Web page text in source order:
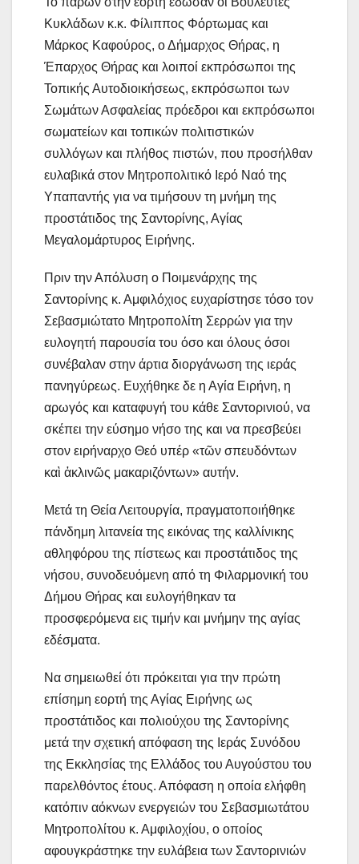
Κυκλάδων κ.κ. Φίλιππος Φόρτωμας και
Μάρκος Καφούρος, ο Δήμαρχος Θήρας, η
Έπαρχος Θήρας και λοιποί εκπρόσωποι της
Τοπικής Αυτοδιοικήσεως, εκπρόσωποι των
Σωμάτων Ασφαλείας πρόεδροι και εκπρόσωποι
σωματείων και τοπικών πολιτιστικών
συλλόγων και πλήθος πιστών, που προσήλθαν
ευλαβικά στον Μητροπολιτικό Ιερό Ναό της
Υπαπαντής για να τιμήσουν τη μνήμη της
προστάτιδος της Σαντορίνης, Αγίας
Μεγαλομάρτυρος Ειρήνης.
Πριν την Απόλυση ο Ποιμενάρχης της
Σαντορίνης κ. Αμφιλόχιος ευχαρίστησε τόσο τον
Σεβασμιώτατο Μητροπολίτη Σερρών για την
ευλογητή παρουσία του όσο και όλους όσοι
συνέβαλαν στην άρτια διοργάνωση της ιεράς
πανηγύρεως. Ευχήθηκε δε η Αγία Ειρήνη, η
αρωγός και καταφυγή του κάθε Σαντορινιού, να
σκέπει την εύσημο νήσο της και να πρεσβεύει
στον ειρήναρχο Θεό υπέρ «τῶν σπευδόντων
καὶ ἀκλινῶς μακαριζόντων» αυτήν.
Μετά τη Θεία Λειτουργία, πραγματοποιήθηκε
πάνδημη λιτανεία της εικόνας της καλλίνικης
αθληφόρου της πίστεως και προστάτιδος της
νήσου, συνοδευόμενη από τη Φιλαρμονική του
Δήμου Θήρας και ευλογήθηκαν τα
προσφερόμενα εις τιμήν και μνήμην της αγίας
εδέσματα.
Να σημειωθεί ότι πρόκειται για την πρώτη
επίσημη εορτή της Αγίας Ειρήνης ως
προστάτιδος και πολιούχου της Σαντορίνης
μετά την σχετική απόφαση της Ιεράς Συνόδου
της Εκκλησίας της Ελλάδος του Αυγούστου του
παρελθόντος έτους. Απόφαση η οποία ελήφθη
κατόπιν αόκνων ενεργειών του Σεβασμιωτάτου
Μητροπολίτου κ. Αμφιλοχίου, ο οποίος
αφουγκράστηκε την ευλάβεια των Σαντορινιών